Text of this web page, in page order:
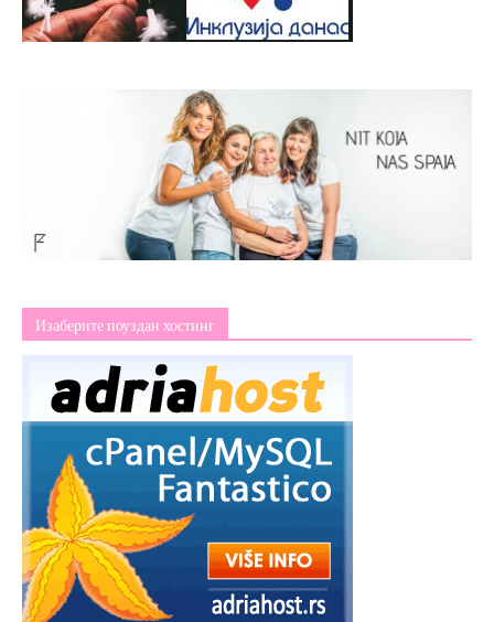
Изаберите поуздан хостинг